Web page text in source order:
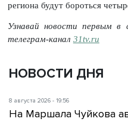
региона будут бороться
Узнавай новости первым в
телеграм-канал 31tv.ru
НОВОСТИ ДНЯ
8 августа 2026 - 19:56
На Маршала Чуйкова